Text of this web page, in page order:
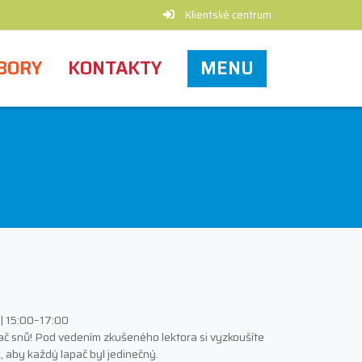
Klientské centrum
KONTAKTY MENU
15:00–17:00
snů! Pod vedením zkušeného lektora si vyzkoušíte
každý lapač byl jedinečný.